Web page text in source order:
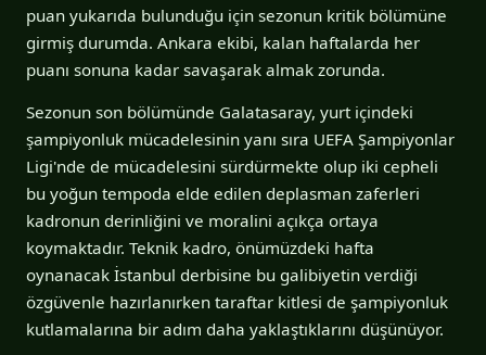
puan yukarıda bulunduğu için sezonun kritik bölümüne
girmiş durumda. Ankara ekibi, kalan haftalarda her
puanı sonuna kadar savaşarak almak zorunda.
Sezonun son bölümünde Galatasaray, yurt içindeki
şampiyonluk mücadelesinin yanı sıra UEFA Şampiyonlar
Ligi'nde de mücadelesini sürdürmekte olup iki cepheli
bu yoğun tempoda elde edilen deplasman zaferleri
kadronun derinliğini ve moralini açıkça ortaya
koymaktadır. Teknik kadro, önümüzdeki hafta
oynanacak İstanbul derbisine bu galibiyetin verdiği
özgüvenle hazırlanırken taraftar kitlesi de şampiyonluk
kutlamalarına bir adım daha yaklaştıklarını düşünüyor.